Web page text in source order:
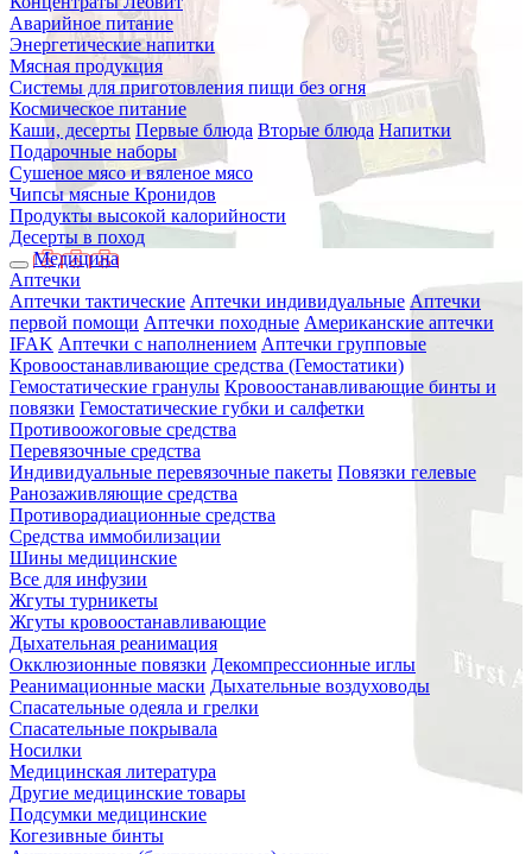
Аварийное питание
Энергетические напитки
Мясная продукция
Системы для приготовления пищи без огня
Космическое питание
Каши, десерты Первые блюда Вторые блюда Напитки
Подарочные наборы
Сушеное мясо и вяленое мясо
Чипсы мясные Кронидов
Продукты высокой калорийности
Десерты в поход
Медицина
Аптечки
Аптечки тактические Аптечки индивидуальные Аптечки
первой помощи Аптечки походные Американские аптечки
IFAK Аптечки с наполнением Аптечки групповые
Кровоостанавливающие средства (Гемостатики)
Гемостатические гранулы Кровоостанавливающие бинты и
повязки Гемостатические губки и салфетки
Противоожоговые средства
Перевязочные средства
Индивидуальные перевязочные пакеты Повязки гелевые
Ранозаживляющие средства
Противорадиационные средства
Средства иммобилизации
Шины медицинские
Все для инфузии
Жгуты турникеты
Жгуты кровоостанавливающие
Дыхательная реанимация
Окклюзионные повязки Декомпрессионные иглы
Реанимационные маски Дыхательные воздуховоды
Спасательные одеяла и грелки
Спасательные покрывала
Носилки
Медицинская литература
Другие медицинские товары
Подсумки медицинские
Когезивные бинты